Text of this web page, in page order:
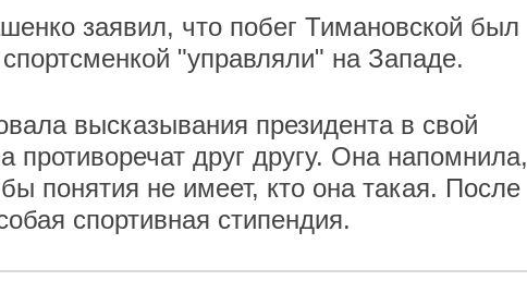
заявил, что побег Тимановской был
"управляли" на Западе.
высказывания президента в свой
противоречат друг другу. Она напомнила,
понятия не имеет, кто она такая. После
спортивная стипендия.